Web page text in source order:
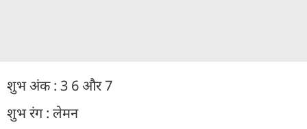
शुभ अंक : 3 6 और 7
शुभ रंग : लेमन